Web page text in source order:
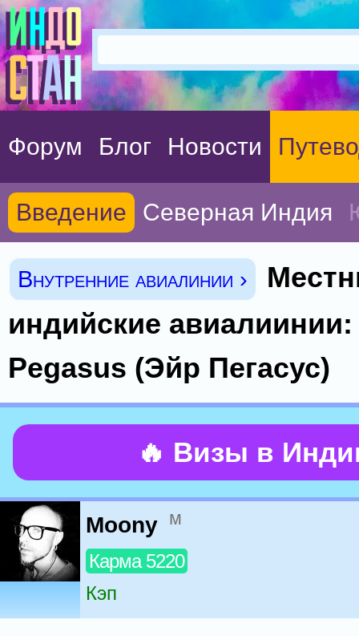
Форум Блог Новости
Введение Северная Индия
Внутренние авиалинии ›
индийские
Pegasus (Эйр Пегасус)
🔥 Визы в
Moony м
Карма 5220
Кэп